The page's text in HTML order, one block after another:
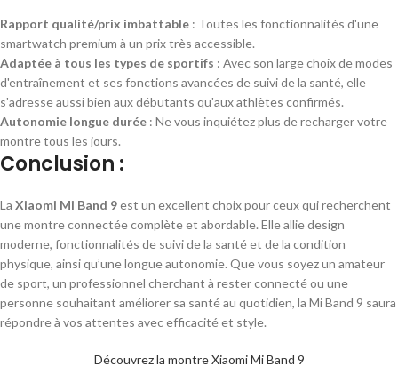
Rapport qualité/prix imbattable : Toutes les fonctionnalités d'une
smartwatch premium à un prix très accessible.
Adaptée à tous les types de sportifs : Avec son large choix de modes
d'entraînement et ses fonctions avancées de suivi de la santé, elle
s'adresse aussi bien aux débutants qu'aux athlètes confirmés.
Autonomie longue durée : Ne vous inquiétez plus de recharger votre
montre tous les jours.
Conclusion :
La Xiaomi Mi Band 9est un excellent choix pour ceux qui recherchent
une montre connectée complète et abordable. Elle allie design
moderne, fonctionnalités de suivi de la santé et de la condition
physique, ainsi qu’une longue autonomie. Que vous soyez un amateur
de sport, un professionnel cherchant à rester connecté ou une
personne souhaitant améliorer sa santé au quotidien, la Mi Band 9 saura
répondre à vos attentes avec efficacité et style.
Découvrez la montre Xiaomi Mi Band 9